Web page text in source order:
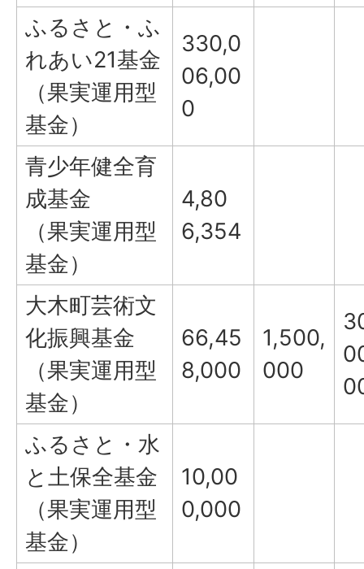
ふるさと・ふ
れあい21基金
（果実運用型
基金）
330,0
06,00
0
青少年健全育
成基金
（果実運用型
基金）
4,80
6,354
大木町芸術文
化振興基金
（果実運用型
基金）
66,45
8,000
1,500,
000
ふるさと・水
と土保全基金
（果実運用型
基金）
10,00
0,000